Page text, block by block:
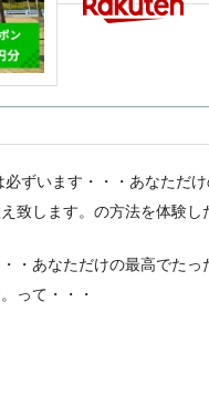
ずいます・・・あなただ
致します。の方法を体験し
・あなただけの最高でた
って・・・